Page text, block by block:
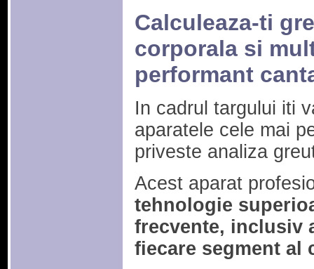
Calculeaza-ti
corporala si
performant
In cadrul targului iti
aparatele cele mai
priveste analiza
Acest aparat
tehnologie
frecvente, inclusiv
fiecare segment al